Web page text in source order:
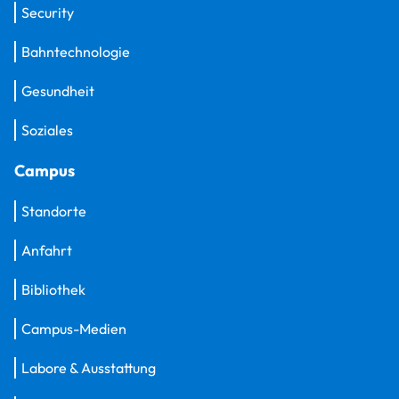
Security
Bahntechnologie
Gesundheit
Soziales
Campus
Standorte
Anfahrt
Bibliothek
Campus-Medien
Labore & Ausstattung